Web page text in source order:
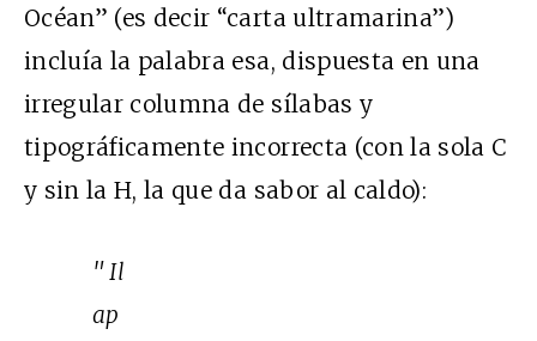
Océan” (es decir “carta ultramarina”)
incluía la palabra esa, dispuesta en una
irregular columna de sílabas y
tipográficamente incorrecta (con la sola C
y sin la H, la que da sabor al caldo):
" Il
ap